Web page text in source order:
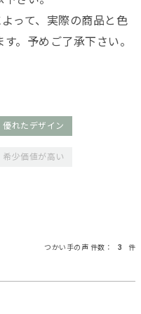
って、実際の商品と色
。予めご了承下さい。
優れたデザイン
希少価値が高い
つかい手の声 件数： 3 件